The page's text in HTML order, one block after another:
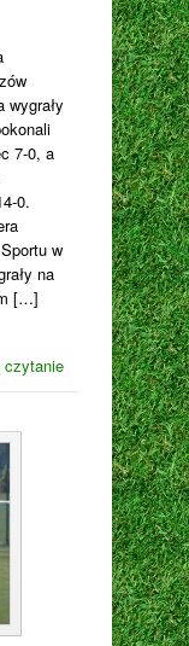
wygrały
7-0, a
0.
w
na
[…]
czytanie